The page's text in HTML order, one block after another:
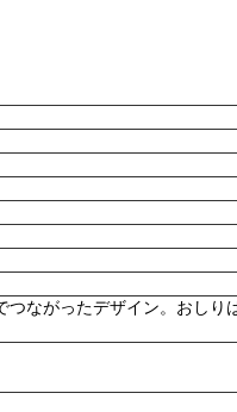
ながったデザイン。おしり